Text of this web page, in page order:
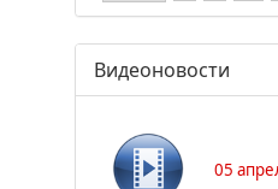
Видеоновости
05